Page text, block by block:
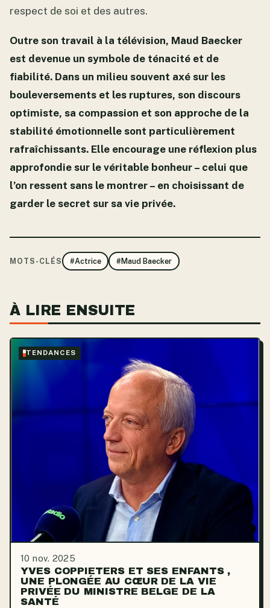
respect de soi et des autres.
Outre son travail à la télévision, Maud Baecker
est devenue un symbole de ténacité et de
fiabilité. Dans un milieu souvent axé sur les
bouleversements et les ruptures, son discours
optimiste, sa compassion et son approche de la
stabilité émotionnelle sont particulièrement
rafraîchissants. Elle encourage une réflexion plus
approfondie sur le véritable bonheur – celui que
l’on ressent sans le montrer – en choisissant de
garder le secret sur sa vie privée.
MOTS-CLÉS #Actrice #Maud Baecker
À LIRE ENSUITE
TENDANCES
10 nov. 2025
YVES COPPIETERS ET SES ENFANTS ,
UNE PLONGÉE AU CŒUR DE LA VIE
PRIVÉE DU MINISTRE BELGE DE LA
SANTÉ